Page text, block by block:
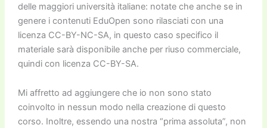
delle maggiori università italiane: notate che anche se in
genere i contenuti EduOpen sono rilasciati con una
licenza CC-BY-NC-SA, in questo caso specifico il
materiale sarà disponibile anche per riuso commerciale,
quindi con licenza CC-BY-SA.
Mi affretto ad aggiungere che io non sono stato
coinvolto in nessun modo nella creazione di questo
corso. Inoltre, essendo una nostra “prima assoluta”, non